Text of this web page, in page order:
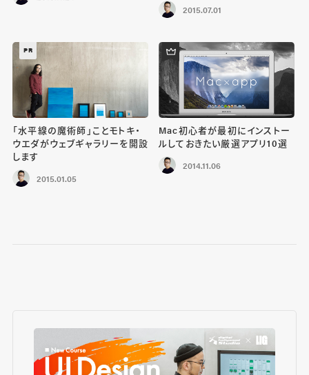
2015.07.01
PR
「水平線の魔術師」ことモトキ・
ウエダがウェブギャラリーを開設
します
2015.01.05
Mac初心者が最初にインストー
ルしておきたい厳選アプリ10選
2014.11.06